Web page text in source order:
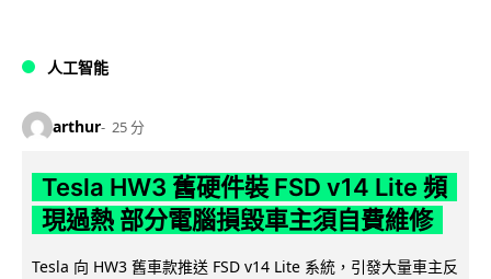
人工智能
arthur 25 分
Tesla HW3 舊硬件裝 FSD v14 Lite 頻
現過熱 部分電腦損毀車主須自費維修
Tesla 向 HW3 舊車款推送 FSD v14 Lite 系統，引發大量車主反